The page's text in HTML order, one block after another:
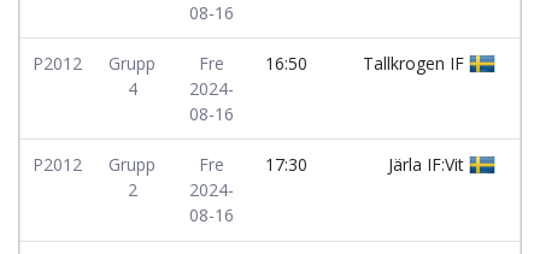
08-16
P2012
Grupp
4
Fre
2024-
08-16
16:50 Tallkrogen IF
P2012
Grupp
2
Fre
2024-
08-16
17:30 Järla IF:Vit